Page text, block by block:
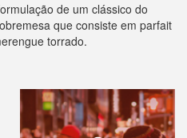
de um clássico do
que consiste em parfait
torrado.